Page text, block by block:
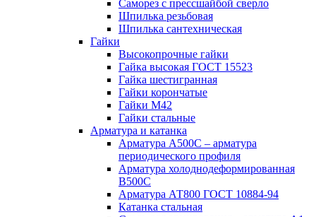
Саморез с прессшайбой сверло
Шпилька резьбовая
Шпилька сантехническая
Гайки
Высокопрочные гайки
Гайка высокая ГОСТ 15523
Гайка шестигранная
Гайки корончатые
Гайки М42
Гайки стальные
Арматура и катанка
Арматура А500С – арматура
периодического профиля
Арматура холоднодеформированная
В500С
Арматура АТ800 ГОСТ 10884-94
Катанка стальная